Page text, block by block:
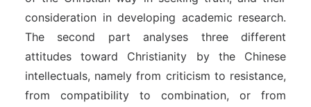
consideration in developing academic research.
The second part analyses three different
attitudes toward Christianity by the Chinese
intellectuals, namely from criticism to resistance,
from compatibility to combination, or from